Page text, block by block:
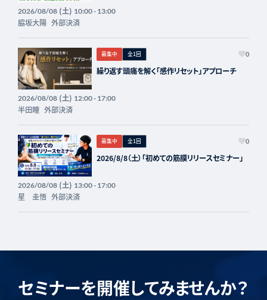
2026/08/08(土) 10:00 - 13:00
脇坂大陽 外部決済
募集中 全1回 0
繰り返す頭痛を解く「感作リセット」アプローチ
2026/08/08(土) 12:00 - 17:00
半田瞳 外部決済
募集中 全1回 0
2026/8/8（土）「初めての筋膜リリースセミナー」
2026/08/08(土) 13:00 - 17:00
星 圭悟 外部決済
セミナーを開催してみませんか？